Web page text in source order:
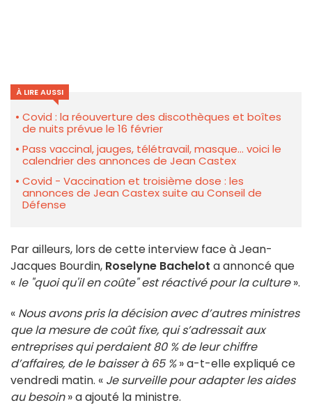
À LIRE AUSSI
Covid : la réouverture des discothèques et boîtes
de nuits prévue le 16 février
Pass vaccinal, jauges, télétravail, masque... voici le
calendrier des annonces de Jean Castex
Covid - Vaccination et troisième dose : les
annonces de Jean Castex suite au Conseil de
Défense
Par ailleurs, lors de cette interview face à Jean-
Jacques Bourdin, Roselyne Bachelot a annoncé que
« le "quoi qu'il en coûte" est réactivé pour la culture».
« Nous avons pris la décision avec d’autres ministres
que la mesure de coût fixe, qui s’adressait aux
entreprises qui perdaient 80 % de leur chiffre
d’affaires, de le baisser à 65 %» a-t-elle expliqué ce
vendredi matin. « Je surveille pour adapter les aides
au besoin» a ajouté la ministre.